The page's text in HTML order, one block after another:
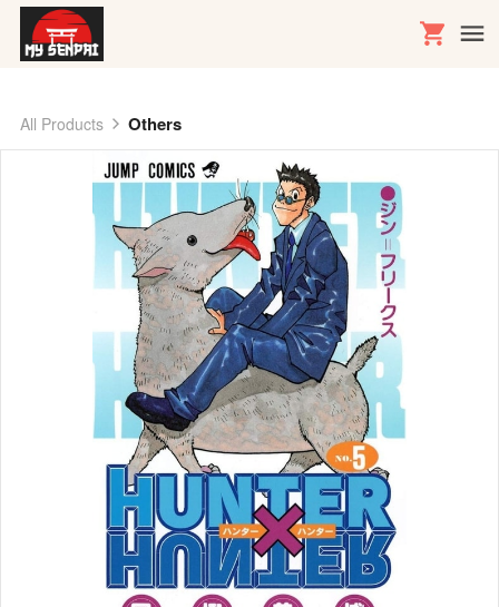
All Products Others